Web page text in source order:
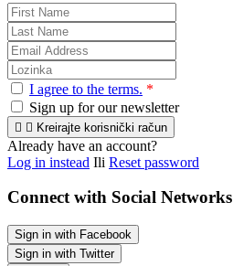
I agree to the terms. *
Sign up for our newsletter
  Kreirajte korisnički račun
Already have an account?
Log in instead Ili Reset password
Connect with Social Networks
Sign in with Facebook
Sign in with Twitter